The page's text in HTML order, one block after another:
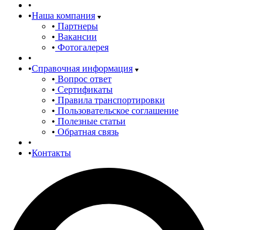
Наша компания
Партнеры
Вакансии
Фотогалерея
Справочная информация
Вопрос ответ
Сертификаты
Правила транспортировки
Пользовательское соглашение
Полезные статьи
Обратная связь
Контакты